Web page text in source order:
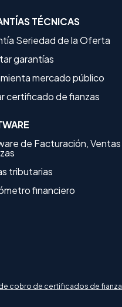
TÉCNICAS
Seriedad de la Oferta
garantías
mercado público
certificado de fianzas
de Facturación,
tributarias
financiero
cobro de certificados de fianza